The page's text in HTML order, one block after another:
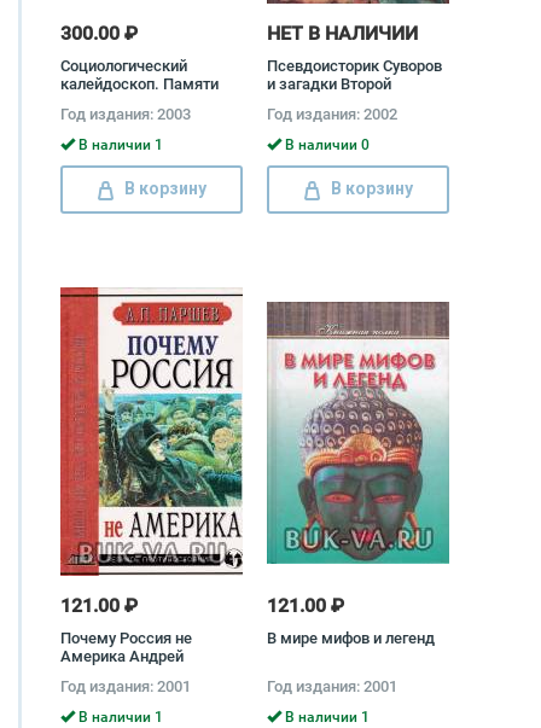
300.00 ₽
Социологический
калейдоскоп. Памяти
Гордона
Год издания: 2003
В наличии 1
В корзину
НЕТ В НАЛИЧИИ
Псевдоисторик Суворов
и загадки Второй
Александр Помогайбо
Год издания: 2002
В наличии 0
В корзину
121.00 ₽
Почему Россия не
Америка Андрей
Год издания: 2001
В наличии 1
121.00 ₽
В мире мифов и легенд
Год издания: 2001
В наличии 1